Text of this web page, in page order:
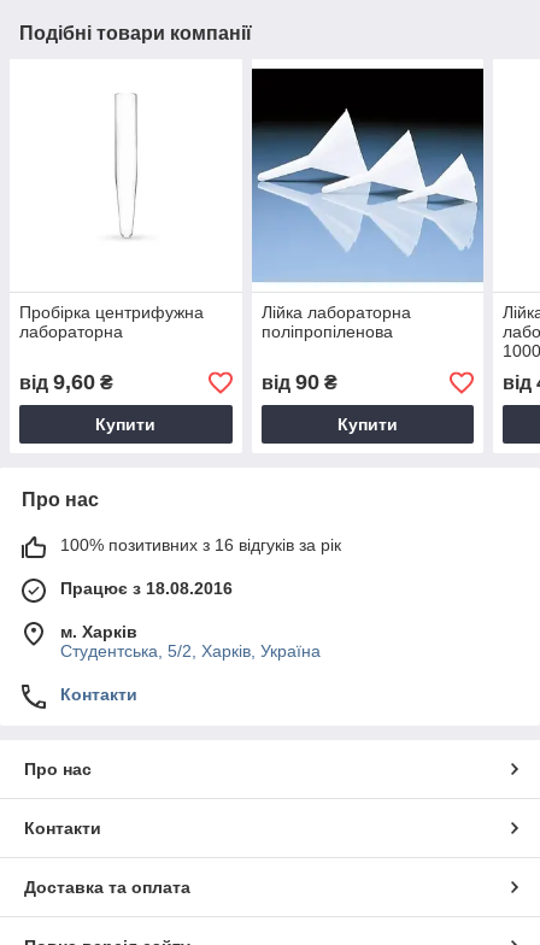
Подібні товари компанії
Пробірка центрифужна
лабораторна
від 9,60 ₴
Купити
Лійка лабораторна
поліпропіленова
від 90₴
Купити
від
Про нас
100% позитивних з 16 відгуків за рік
Працює з 18.08.2016
м. Харків
Студентська, 5/2, Харків, Україна
Контакти
Про нас
Контакти
Доставка та оплата